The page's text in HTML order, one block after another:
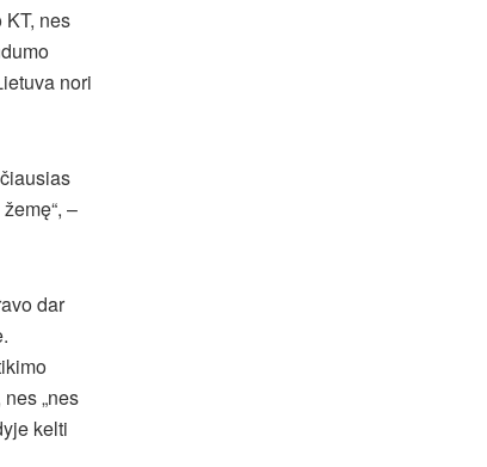
nes
nori
–
dar
„nes
kelti